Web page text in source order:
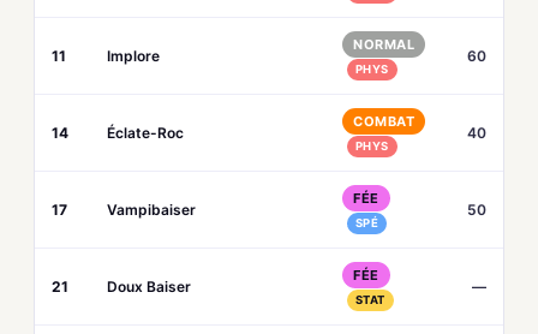
11 Implore
NORMAL
PHYS
60
14 Éclate-Roc
COMBAT
PHYS
40
17 Vampibaiser
FÉE
SPÉ
50
21 Doux Baiser
FÉE
STAT
—